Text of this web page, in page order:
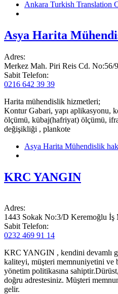
Ankara Turkish Translation
Asya Harita
Adres:
Merkez Mah. Piri Reis Cd. No:56/9
Sabit Telefon:
0216 642 39 39
Harita mühendislik hizmetleri;
Kontur Gabari, yapı aplikasyonu,
ölçümü, kübaj(hafriyat) ölçümü,
değişikliği , plankote
Asya Harita Mühendislik
KRC YANGIN
Adres:
1443 Sokak No:3/D Keremoğlu İş
Sabit Telefon:
0232 469 91 14
KRC YANGIN , kendini devamlı
kaliteyi, müşteri memnuniyetini ve
yönetim politikasına
doğru adrestesiniz. Müşteri
gelir.